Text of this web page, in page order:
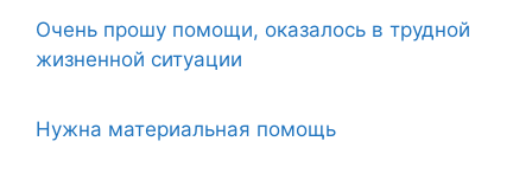
Очень прошу помощи, оказалось в трудной
жизненной ситуации
Нужна материальная помощь